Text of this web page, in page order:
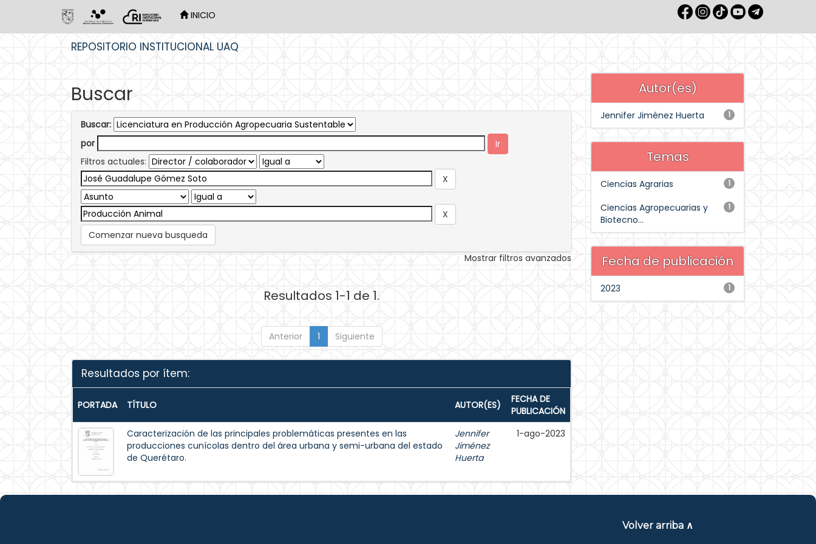
INICIO
REPOSITORIO INSTITUCIONAL UAQ
Buscar
Buscar:
por
Filtros actuales:
Comenzar nueva busqueda
Mostrar filtros avanzados
Resultados 1-1 de 1.
Anterior 1 Siguiente
Resultados por ítem:
PORTADA TÍTULO AUTOR(ES)
FECHA DE
PUBLICACIÓN
Caracterización de las principales problemáticas presentes en las
producciones cunícolas dentro del área urbana y semi-urbana del estado
de Querétaro.
Jennifer
Jiménez
Huerta
1-ago-2023
Autor(es)
1
Jennifer Jiménez Huerta
Temas
1
Ciencias Agrarias
1
Ciencias Agropecuarias y
Biotecno...
Fecha de publicación
1
2023
Volver arriba ∧